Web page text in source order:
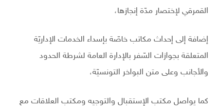
القمرقي لإختصار مدّة إنجازها،
إضافة إلى إحداث مكاتب خاصّة بإسداء الخدمات الإداريّة
المتعلقة بجوازات السّفر بالإدارة العامة لشرطة الحدود
والأجانب وعلى متن البواخر التونسيّة،
كما يواصل مكتب الإستقبال والتوجيه ومكتب العلاقات مع